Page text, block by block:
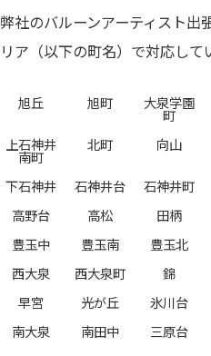
弊社のバルーンアーティスト出
リア（以下の町名）で対応して
旭丘 旭町 大泉学園
町
上石神井
南町
北町 向山
下石神井 石神井台 石神井町
高野台
高松 田柄
豊玉中
豊玉南 豊玉北
西大泉
西大泉町 錦
早宮
光が丘 氷川台
南大泉
南田中 三原台